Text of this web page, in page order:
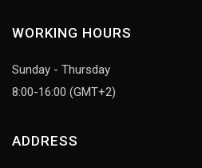
WORKING HOURS
Sunday - Thursday
8:00-16:00 (GMT+2)
ADDRESS